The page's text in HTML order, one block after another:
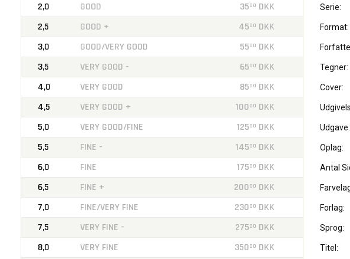
2,0
GOOD 3500 DKK
2,5
GOOD + 4500 DKK
3,0
GOOD/VERY GOOD 5500 DKK
3,5
VERY GOOD - 6500 DKK
4,0
VERY GOOD 8500 DKK
4,5
VERY GOOD + 10000 DKK
5,0
VERY GOOD/FINE 12500 DKK
5,5
FINE - 14500 DKK
6,0
FINE 17500 DKK
6,5
FINE + 20000 DKK
7,0
FINE/VERY FINE 23000 DKK
7,5
VERY FINE - 27500 DKK
8,0
VERY FINE 35000 DKK
Serie:
Format:
Tegner:
Cover:
Udgave:
Oplag:
Antal
Forlag:
Sprog:
Titel: